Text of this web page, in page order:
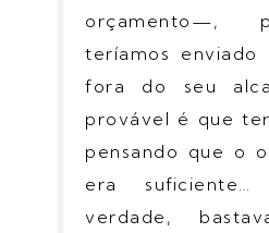
orçamento—,
teríamos enviado
fora do seu
provável é que
pensando que o
era suficiente…
verdade,